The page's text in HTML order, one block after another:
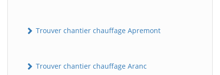
Trouver chantier chauffage Apremont
Trouver chantier chauffage Aranc